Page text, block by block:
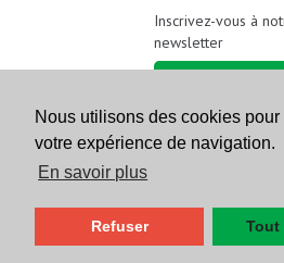
Nous utilisons des cookies
votre expérience de navigation.
En savoir plus
Refuser Tout
Inscrivez-vous à
newsletter
Suivez-nous sur les